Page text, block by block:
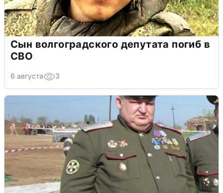
Сын волгоградского депутата погиб в
СВО
6 августа 3